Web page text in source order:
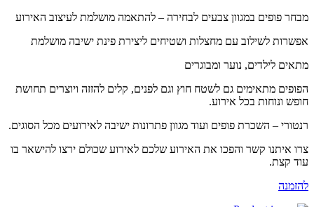
פופים במגוון צבעים לבחירה – להתאמה מושלמת לעיצוב האירוע
לשילוב עם מחצלות ושטיחים ליצירת פינת ישיבה מושלמת
לילדים, נוער ומבוגרים
מתאימים גם לשטח חוץ וגם לפנים, קלים להזזה ויוצרים תחושת
ונוחות בכל אירוע.
– השכרת פופים ועוד מגוון פתרונות ישיבה לאירועים מכל הסוגים.
איתנו קשר והפכו את האירוע שלכם לאירוע שכולם ירצו להישאר בו
קצת.